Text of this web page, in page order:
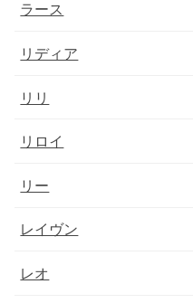
ラース
リディア
リリ
リロイ
リー
レイヴン
レオ